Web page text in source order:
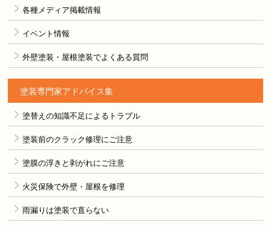
各種メディア掲載情報
イベント情報
外壁塗装・屋根塗装でよくある質問
塗装専門家アドバイス集
塗替えの知識不足によるトラブル
塗装前のクラック修理にご注意
塗膜の浮きと剥がれにご注意
火災保険で外壁・屋根を修理
雨漏りは塗装で直らない